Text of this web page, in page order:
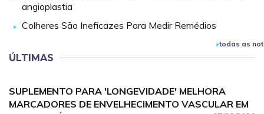
angioplastia
Colheres São Ineficazes Para Medir Remédios
todas as
ÚLTIMAS
SUPLEMENTO PARA 'LONGEVIDADE' MELHORA
MARCADORES DE ENVELHECIMENTO VASCULAR EM